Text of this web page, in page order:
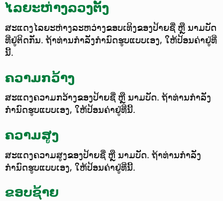
ໄລຍະຫ່າງລວງຕັ້ງ
ສະແດງໄລຍະຫ່າງລະຫວ່າງຂອບເທິງຂອງປ້າຍຊື່ ຫຼື ນາມບັດ
ທີ່ຢູ່ຕິດກັນ. ຖ້າທ່ານກຳລັງກຳນົດຮູບແບບເອງ, ໃຫ້ປ້ອນຄ່າຢູ່ທີ່
ນີ້.
ຄວາມກວ້າງ
ສະແດງຄວາມກວ້າງຂອງປ້າຍຊື່ ຫຼື ນາມບັດ. ຖ້າທ່ານກຳລັງ
ກຳນົດຮູບແບບເອງ, ໃຫ້ປ້ອນຄ່າຢູ່ທີ່ນີ້.
ຄວາມສູງ
ສະແດງຄວາມສູງຂອງປ້າຍຊື່ ຫຼື ນາມບັດ. ຖ້າທ່ານກຳລັງ
ກຳນົດຮູບແບບເອງ, ໃຫ້ປ້ອນຄ່າຢູ່ທີ່ນີ້.
ຂອບຊ້າຍ